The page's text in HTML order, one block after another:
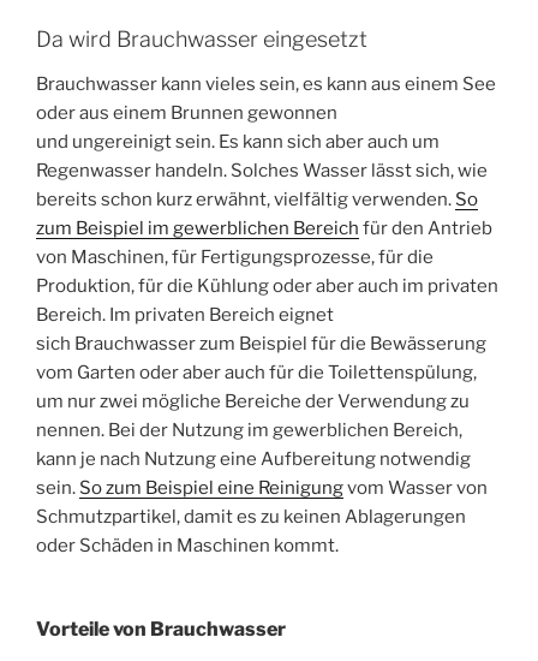
Da wird Brauchwasser eingesetzt
Brauchwasser kann vieles sein, es kann aus einem See
oder aus einem Brunnen gewonnen
und ungereinigt sein. Es kann sich aber auch um
Regenwasser handeln. Solches Wasser lässt sich, wie
bereits schon kurz erwähnt, vielfältig verwenden. So
zum Beispiel im gewerblichen Bereich für den Antrieb
von Maschinen, für Fertigungsprozesse, für die
Produktion, für die Kühlung oder aber auch im privaten
Bereich. Im privaten Bereich eignet
sich Brauchwasser zum Beispiel für die Bewässerung
vom Garten oder aber auch für die Toilettenspülung,
um nur zwei mögliche Bereiche der Verwendung zu
nennen. Bei der Nutzung im gewerblichen Bereich,
kann je nach Nutzung eine Aufbereitung notwendig
sein. So zum Beispiel eine Reinigungvom Wasser von
Schmutzpartikel, damit es zu keinen Ablagerungen
oder Schäden in Maschinen kommt.
Vorteile von Brauchwasser